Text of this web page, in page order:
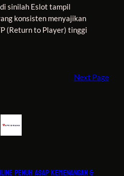
sinilah Eslot tampil
konsisten menyajikan
(Return to Player) tinggi
Next Page
PENUH ASAP KEMENANGAN &